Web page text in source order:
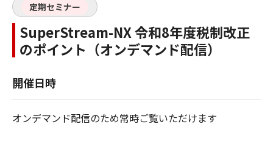
定期セミナー
SuperStream-NX 令和8年度税制改正
のポイント（オンデマンド配信）
開催日時
オンデマンド配信のため常時ご覧いただけます